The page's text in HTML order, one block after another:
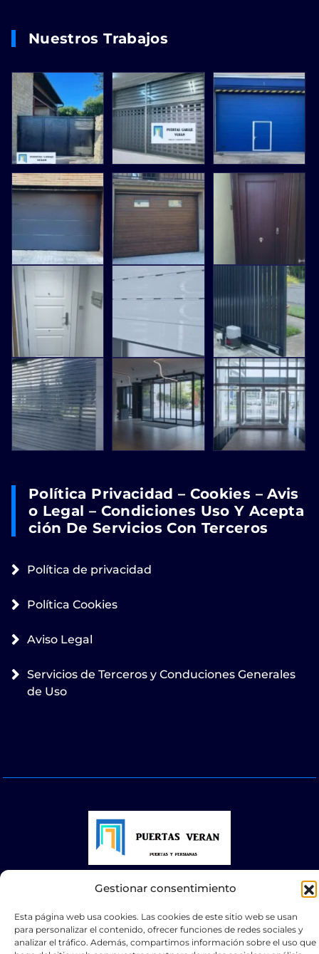
Gestionar consentimiento
Esta página web usa cookies. Las cookies de este sitio web se usan
para personalizar el contenido, ofrecer funciones de redes sociales y
analizar el tráfico. Además, compartimos información sobre el uso que
Nuestros Trabajos
Política Privacidad – Cookies – Avis
O Legal – Condiciones Uso Y Acepta
Ción De Servicios Con Terceros
Política de privacidad
Política Cookies
Aviso Legal
Servicios de Terceros y Conduciones Generales
de Uso
© 2025 Puertas Automáticas Zaragoza | Todos los